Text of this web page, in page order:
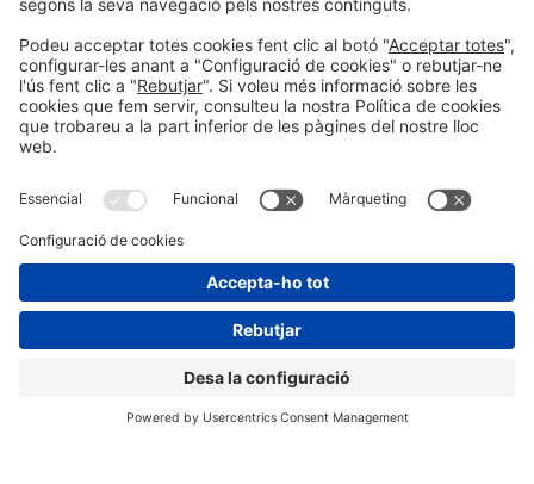
Avís legalPolítica de privacitat
#EXPOQUIMIA2026
a les xarxes socials